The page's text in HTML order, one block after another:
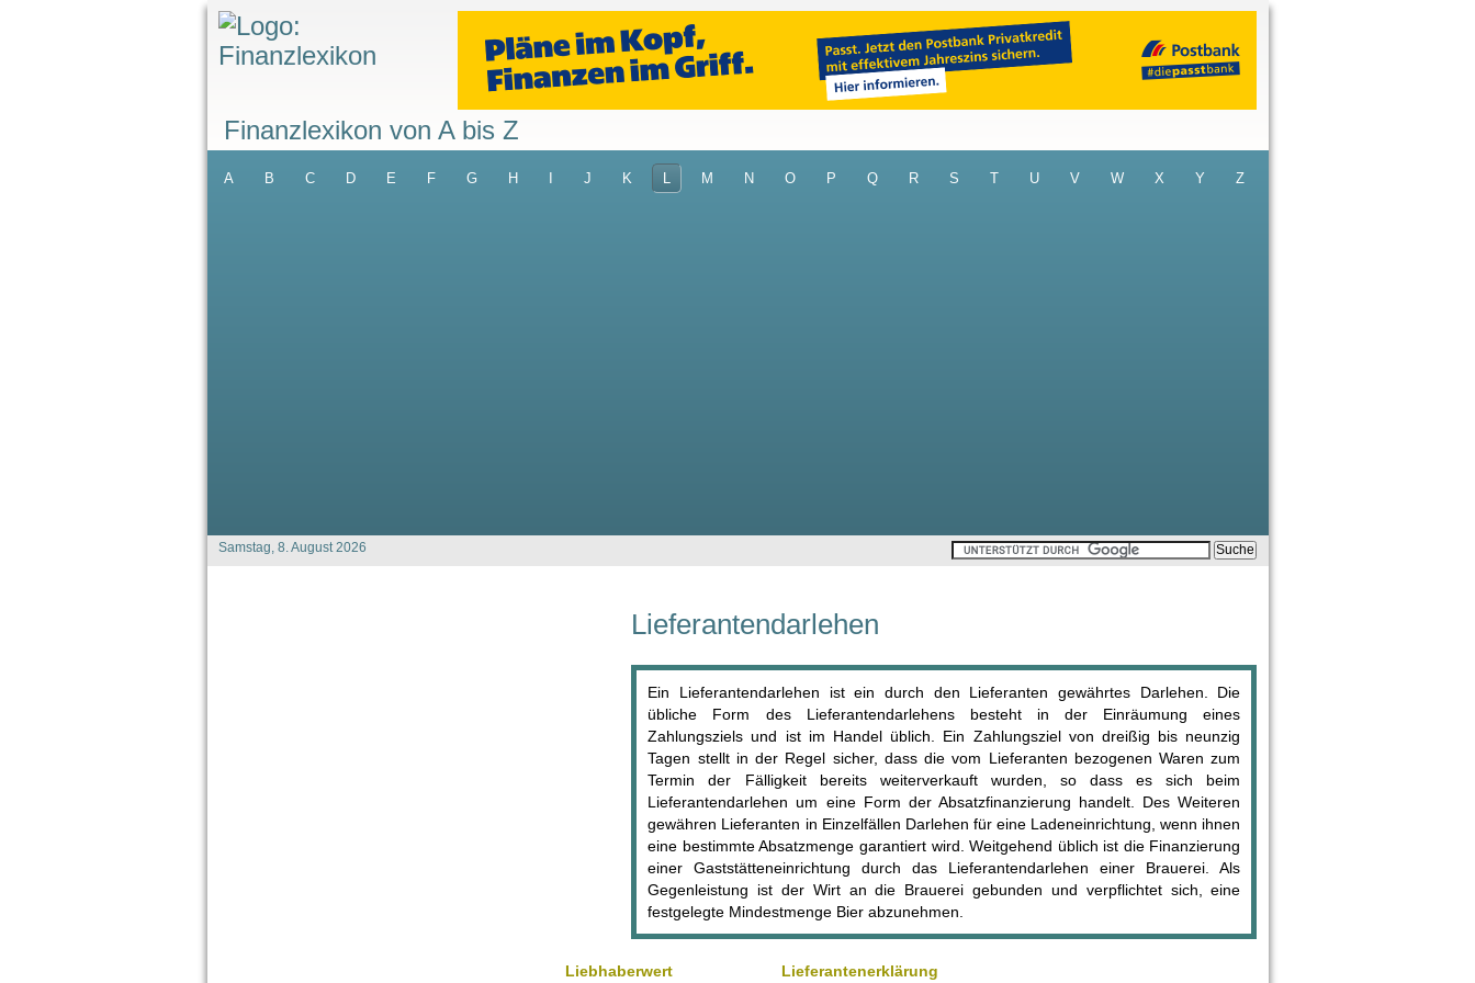
Finanzlexikon von A bis Z
A B C D E F G H J K L M N O P Q R S T U V W X Y Z
Samstag, 8. August 2026
Lieferantendarlehen
Ein Lieferantendarlehen ist ein durch den Lieferanten gewährtes Darlehen. Die
übliche Form des Lieferantendarlehens besteht in der Einräumung eines
Zahlungsziels und ist im Handel üblich. Ein Zahlungsziel von dreißig bis neunzig
Tagen stellt in der Regel sicher, dass die vom Lieferanten bezogenen Waren zum
Termin der Fälligkeit bereits weiterverkauft wurden, so dass es sich beim
Lieferantendarlehen um eine Form der Absatzfinanzierung handelt. Des Weiteren
gewähren Lieferanten in Einzelfällen Darlehen für eine Ladeneinrichtung, wenn ihnen
eine bestimmte Absatzmenge garantiert wird. Weitgehend üblich ist die Finanzierung
einer Gaststätteneinrichtung durch das Lieferantendarlehen einer Brauerei. Als
Gegenleistung ist der Wirt an die Brauerei gebunden und verpflichtet sich, eine
festgelegte Mindestmenge Bier abzunehmen.
Liebhaberwert Lieferantenerklärung